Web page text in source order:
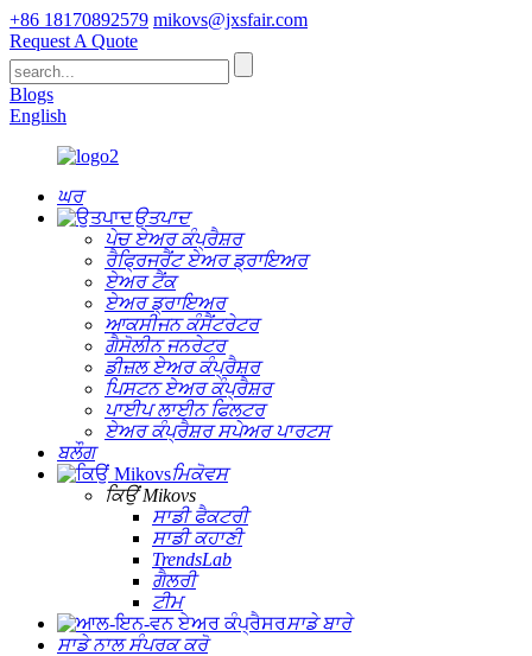
+86 18170892579 mikovs@jxsfair.com
Request A Quote
Blogs
English
ਘਰ
ਉਤਪਾਦ
ਪੇਚ ਏਅਰ ਕੰਪ੍ਰੈਸ਼ਰ
ਰੈਫ੍ਰਿਜਰੈਂਟ ਏਅਰ ਡ੍ਰਾਇਅਰ
ਏਅਰ ਟੈਂਕ
ਏਅਰ ਡ੍ਰਾਇਅਰ
ਆਕਸੀਜਨ ਕੰਸੈਂਟਰੇਟਰ
ਗੈਸੋਲੀਨ ਜਨਰੇਟਰ
ਡੀਜ਼ਲ ਏਅਰ ਕੰਪ੍ਰੈਸ਼ਰ
ਪਿਸਟਨ ਏਅਰ ਕੰਪ੍ਰੈਸ਼ਰ
ਪਾਈਪ ਲਾਈਨ ਫਿਲਟਰ
ਏਅਰ ਕੰਪ੍ਰੈਸ਼ਰ ਸਪੇਅਰ ਪਾਰਟਸ
ਬਲੌਗ
ਮਿਕੋਵਸ
ਕਿਉਂ Mikovs
ਸਾਡੀ ਫੈਕਟਰੀ
ਸਾਡੀ ਕਹਾਣੀ
TrendsLab
ਗੈਲਰੀ
ਟੀਮ
ਸਾਡੇ ਬਾਰੇ
ਸਾਡੇ ਨਾਲ ਸੰਪਰਕ ਕਰੋ